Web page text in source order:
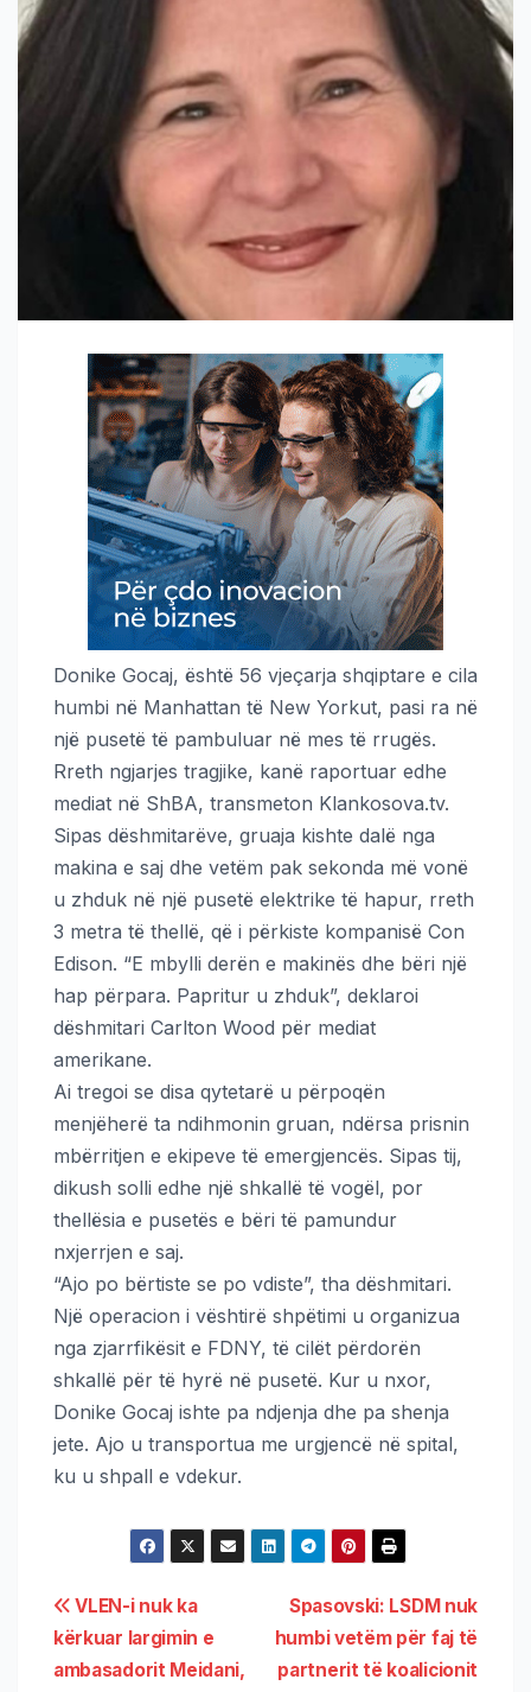
Donike Gocaj, është 56 vjeçarja shqiptare e cila
humbi në Manhattan të New Yorkut, pasi ra në
një pusetë të pambuluar në mes të rrugës.
Rreth ngjarjes tragjike, kanë raportuar edhe
mediat në ShBA, transmeton Klankosova.tv.
Sipas dëshmitarëve, gruaja kishte dalë nga
makina e saj dhe vetëm pak sekonda më vonë
u zhduk në një pusetë elektrike të hapur, rreth
3 metra të thellë, që i përkiste kompanisë Con
Edison. “E mbylli derën e makinës dhe bëri një
hap përpara. Papritur u zhduk”, deklaroi
dëshmitari Carlton Wood për mediat
amerikane.
Ai tregoi se disa qytetarë u përpoqën
menjëherë ta ndihmonin gruan, ndërsa prisnin
mbërritjen e ekipeve të emergjencës. Sipas tij,
dikush solli edhe një shkallë të vogël, por
thellësia e pusetës e bëri të pamundur
nxjerrjen e saj.
“Ajo po bërtiste se po vdiste”, tha dëshmitari.
Një operacion i vështirë shpëtimi u organizua
nga zjarrfikësit e FDNY, të cilët përdorën
shkallë për të hyrë në pusetë. Kur u nxor,
Donike Gocaj ishte pa ndjenja dhe pa shenja
jete. Ajo u transportua me urgjencë në spital,
ku u shpall e vdekur.
Spasovski: LSDM nuk
humbi vetëm për faj të
partnerit të koalicionit
VLEN-i nuk ka
kërkuar largimin e
ambasadorit Meidani,